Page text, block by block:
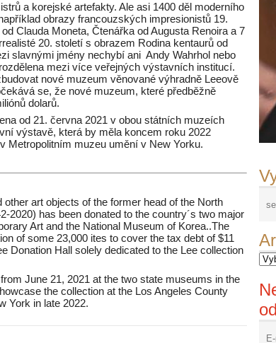
a korejské artefakty. Ale asi 1400 děl moderního
obrazy francouzských impresionistů 19.
Clauda Moneta, Čtenářka od Augusta Renoira a 7
20. století s obrazem Rodina kentaurů od
slavnými jmény nechybí ani Andy Wahrhol nebo
mezi více veřejných výstavních institucí.
nové muzeum věnované výhradně Leeově
se, že nové muzeum, které předběžně
dolarů.
od 21. června 2021 v obou státních muzeích
výstavě, která by měla koncem roku 2022
Metropolitním muzeu umění v New Yorku.
art objects of the former head of the North
2020) has been donated to the country´s two major
Art and the National Museum of Korea..The
of some 23,000 ites to cover the tax debt of $11
Donation Hall solely dedicated to the Lee collection
June 21, 2021 at the two state museums in the
the collection at the Los Angeles County
York in late 2022.